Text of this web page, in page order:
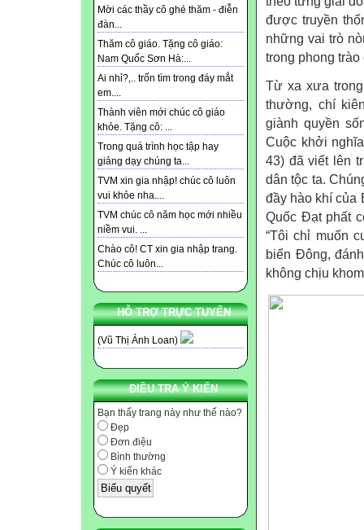
Mời các thầy cô ghé thăm - điễn
đàn...
Thăm cô giáo. Tặng cô giáo:
Nam Quốc Sơn Hà:...
Ai nhỉ?,.. trốn tìm trong đáy mắt
em....
Thành viên mới chúc cô giáo
khỏe. Tặng cô: ...
Trong quá trình học tập hay
giảng dạy chúng ta...
TVM xin gia nhập! chúc cô luôn
vui khỏe nha....
TVM chúc cô năm học mới nhiều
niềm vui. ...
Chào cô! CT xin gia nhập trang.
Chúc cô luôn...
HỖ TRỢ TRỰC TUYẾN
(Vũ Thị Ánh Loan)
ĐIỀU TRA Ý KIẾN
Bạn thấy trang này như thế nào?
Đẹp
Đơn điệu
Bình thường
Ý kiến khác
được truyền
những vai trò
trong phong
Từ xa xưa
thường, chí
giành quyền
Cuộc khởi
43) đã viết lên
dân tộc ta.
đầy hào khí của
Quốc Đạt phất
“Tôi chỉ muốn
biển Đông,
không chịu